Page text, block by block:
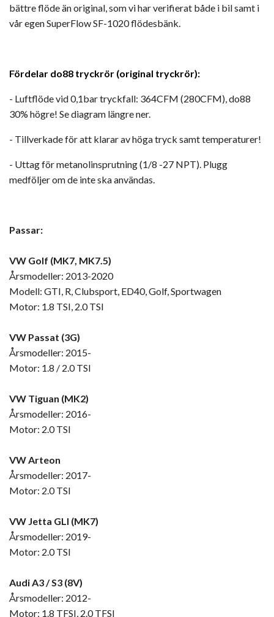
bättre flöde än original, som vi har verifierat både i bil samt i
vår egen SuperFlow SF-1020 flödesbänk.
Fördelar do88 tryckrör (original tryckrör):
- Luftflöde vid 0,1bar tryckfall: 364CFM (280CFM), do88
30% högre! Se diagram längre ner.
- Tillverkade för att klarar av höga tryck samt temperaturer!
- Uttag för metanolinsprutning (1/8 -27 NPT). Plugg
medföljer om de inte ska användas.
Passar:
VW Golf (MK7, MK7.5)
Årsmodeller: 2013-2020
Modell: GTI, R, Clubsport, ED40, Golf, Sportwagen
Motor: 1.8 TSI, 2.0 TSI
VW Passat (3G)
Årsmodeller: 2015-
Motor: 1.8 / 2.0 TSI
VW Tiguan (MK2)
Årsmodeller: 2016-
Motor: 2.0 TSI
VW Arteon
Årsmodeller: 2017-
Motor: 2.0 TSI
VW Jetta GLI (MK7)
Årsmodeller: 2019-
Motor: 2.0 TSI
Audi A3 / S3 (8V)
Årsmodeller: 2012-
Motor: 1.8 TFSI, 2.0 TFSI